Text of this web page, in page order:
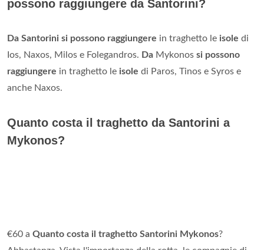
possono raggiungere da Santorini?
Da Santorini si possono raggiungere in traghetto le isole di
Ios, Naxos, Milos e Folegandros. Da Mykonos si possono
raggiungere in traghetto le isole di Paros, Tinos e Syros e
anche Naxos.
Quanto costa il traghetto da Santorini a
Mykonos?
€60 a Quanto costa il traghetto Santorini Mykonos?